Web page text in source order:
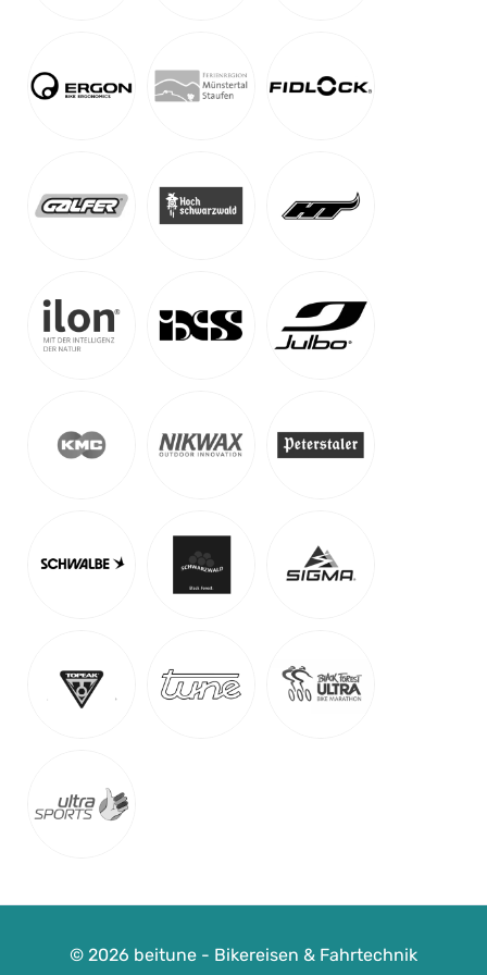
Vogtsburg i. Kaiserstuhl | Münstertal i. Schwarzwald |
Schriesheim i. Odenwald
© 2026 beitune - Bikereisen & Fahrtechnik